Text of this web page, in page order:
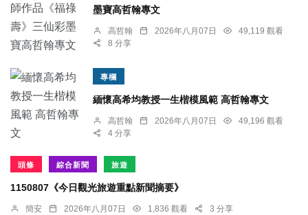
墨寶高哲翰專文
高哲翰 2026年八月07日
49,119 觀看
8 分享
專欄
緬懷高希均教授一生楷模風範 高哲翰專文
高哲翰 2026年八月07日
49,196 觀看
4 分享
頭條 綜合新聞 旅遊
1150807《今日觀光旅遊重點新聞摘要》
簡安 2026年八月07日 1,836 觀看 3 分享